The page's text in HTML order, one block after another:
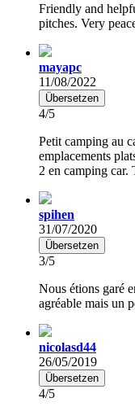
Friendly and
pitches. Very
mayapc
11/08/2022
Übersetzen
4/5
Petit camping au
emplacements
2 en camping car.
spihen
31/07/2020
Übersetzen
3/5
Nous étions garé
agréable mais un
nicolasd44
26/05/2019
Übersetzen
4/5